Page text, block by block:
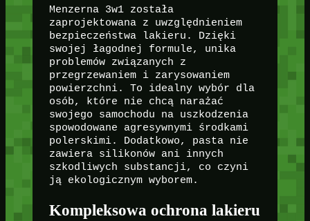
Menzerna 3w1 została
zaprojektowana z uwzględnieniem
bezpieczeństwa lakieru. Dzięki
swojej łagodnej formule, unika
problemów związanych z
przegrzewaniem i zarysowaniem
powierzchni. To idealny wybór dla
osób, które nie chcą narażać
swojego samochodu na uszkodzenia
spowodowane agresywnymi środkami
polerskimi. Dodatkowo, pasta nie
zawiera silikonów ani innych
szkodliwych substancji, co czyni
ją ekologicznym wyborem.
Kompleksowa ochrona lakieru